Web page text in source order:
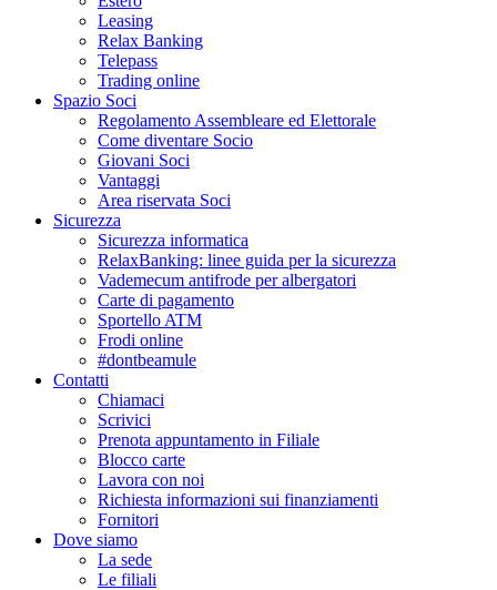
Leasing
Relax Banking
Telepass
Trading online
Spazio Soci
Regolamento Assembleare ed Elettorale
Come diventare Socio
Giovani Soci
Vantaggi
Area riservata Soci
Sicurezza
Sicurezza informatica
RelaxBanking: linee guida per la sicurezza
Vademecum antifrode per albergatori
Carte di pagamento
Sportello ATM
Frodi online
#dontbeamule
Contatti
Chiamaci
Scrivici
Prenota appuntamento in Filiale
Blocco carte
Lavora con noi
Richiesta informazioni sui finanziamenti
Fornitori
Dove siamo
La sede
Le filiali